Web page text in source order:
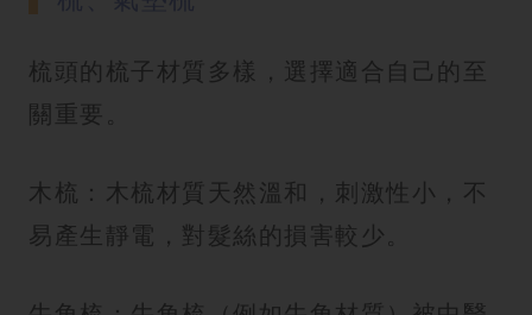
梳頭的梳子材質多樣，選擇適合自己的至
關重要。
木梳：木梳材質天然溫和，刺激性小，不
易產生靜電，對髮絲的損害較少。